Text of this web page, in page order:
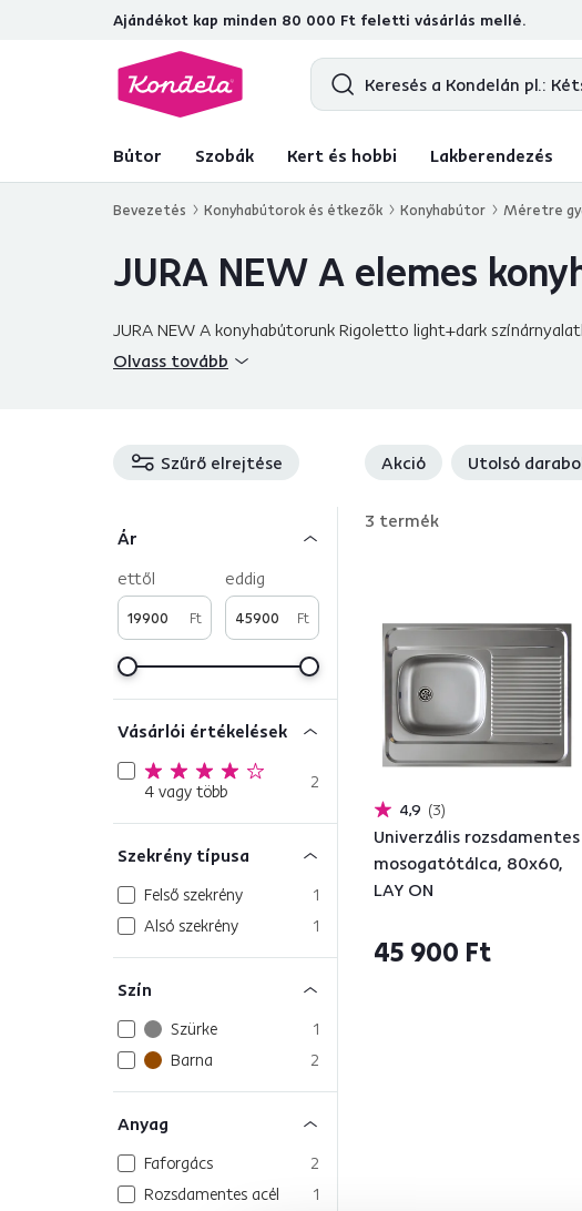
Ajándékot kap minden 80 000 Ft feletti vásárlás mellé.
4,7 31 157ellenőrzött termékértékelések
Bútor Szobák Kert és hobbi Lakberendezés
Bevezetés Konyhabútorok és étkezők Konyhabútor Méretre
JURA NEW A elemes
JURA NEW A konyhabútorunk Rigoletto light+dark
jókedv érkezik a házba.
Olvass tovább
Szűrő elrejtése Akció Utolsó
Ár
Ft
ettől
Ft
eddig
Vásárlói értékelések
4 vagy több 2
Szekrény típusa
Felső szekrény
1
Alsó szekrény
1
Szín
Szürke
1
Barna
2
Anyag
Faforgács
2
Rozsdamentes acél
1
3 termék
4,9 3
Univerzális rozsdamentes
mosogatótálca, 80x60,
LAY ON
45 900 Ft